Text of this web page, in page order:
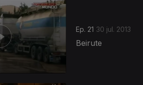
Ep. 21 30 jul. 2013
Beirute